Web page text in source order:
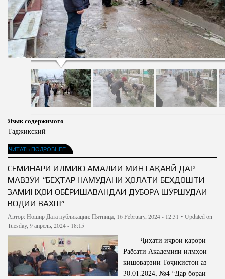
Язык содержимого
Таджикский
ЧИТАТЬ ПОДРОБНЕЕ
СЕМИНАРИ ИЛМИЮ АМАЛИИ МИНТАҚАВӢ ДАР
МАВЗӮИ “БЕҲТАР НАМУДАНИ ҲОЛАТИ БЕҲДОШТИ
ЗАМИНҲОИ ОБЁРИШАВАНДАИ ДУБОРА ШӮРШУДАИ
ВОДИИ ВАХШ”
Автор: Ношир Дата публикации: Пятница, 16 February, 2024 - 12:31 • Updated on
Tuesday, 9 апрель, 2024 - 18:15
Ҷиҳати иҷрои қарори
Раёсати Академияи илмҳои
кишоварзии Тоҷикистон аз
30.01.2024, №4 “Дар бораи